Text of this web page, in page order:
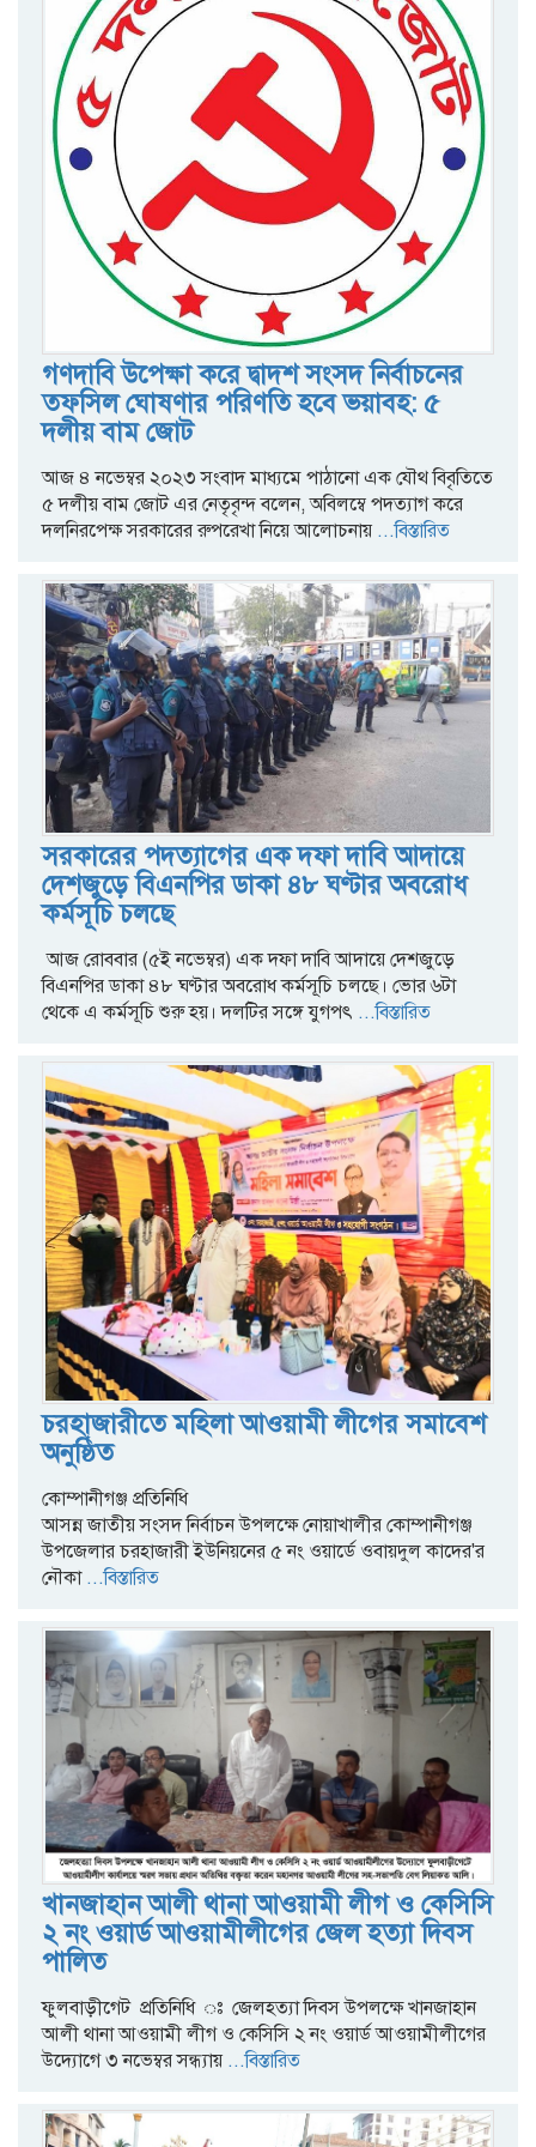
গণদাবি উপেক্ষা করে দ্বাদশ সংসদ নির্বাচনের
তফসিল ঘোষণার পরিণতি হবে ভয়াবহ: ৫
দলীয় বাম জোট
আজ ৪ নভেম্বর ২০২৩ সংবাদ মাধ্যমে পাঠানো এক যৌথ বিবৃতিতে
৫ দলীয় বাম জোট এর নেতৃবৃন্দ বলেন, অবিলম্বে পদত্যাগ করে
দলনিরপেক্ষ সরকারের রুপরেখা নিয়ে আলোচনায়...বিস্তারিত
সরকারের পদত্যাগের এক দফা দাবি আদায়ে
দেশজুড়ে বিএনপির ডাকা ৪৮ ঘণ্টার অবরোধ
কর্মসূচি চলছে
আজ রোববার (৫ই নভেম্বর) এক দফা দাবি আদায়ে দেশজুড়ে
বিএনপির ডাকা ৪৮ ঘণ্টার অবরোধ কর্মসূচি চলছে। ভোর ৬টা
থেকে এ কর্মসূচি শুরু হয়। দলটির সঙ্গে যুগপৎ ...বিস্তারিত
চরহাজারীতে মহিলা আওয়ামী লীগের সমাবেশ
অনুষ্ঠিত
কোম্পানীগঞ্জ প্রতিনিধি
আসন্ন জাতীয় সংসদ নির্বাচন উপলক্ষে নোয়াখালীর কোম্পানীগঞ্জ
উপজেলার চরহাজারী ইউনিয়নের ৫ নং ওয়ার্ডে ওবায়দুল কাদের'র
নৌকা...বিস্তারিত
খানজাহান আলী থানা আওয়ামী লীগ ও কেসিসি
২ নং ওয়ার্ড আওয়ামীলীগের জেল হত্যা দিবস
পালিত
ফুলবাড়ীগেট প্রতিনিধি ঃ জেলহত্যা দিবস উপলক্ষে খানজাহান
আলী থানা আওয়ামী লীগ ও কেসিসি ২ নং ওয়ার্ড আওয়ামীলীগের
উদ্যোগে ৩ নভেম্বর সন্ধ্যায়...বিস্তারিত